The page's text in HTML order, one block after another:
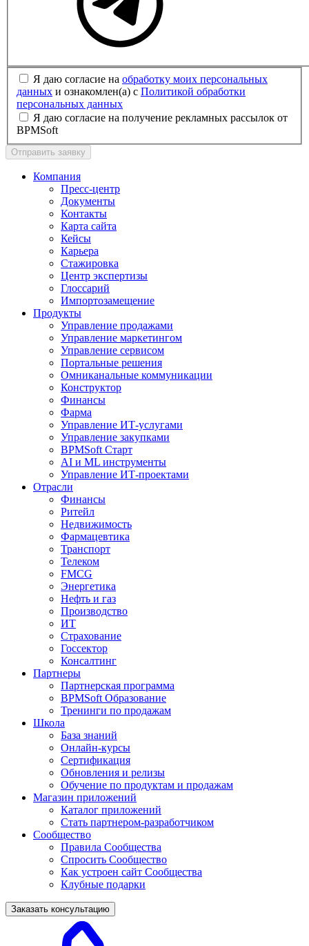
Я даю согласие на обработку моих персональных
данных и ознакомлен(а) с Политикой обработки
персональных данных
Я даю согласие на получение рекламных рассылок от
BPMSoft
Отправить заявку
Компания
Пресс-центр
Документы
Контакты
Карта сайта
Кейсы
Карьера
Стажировка
Центр экспертизы
Глоссарий
Импортозамещение
Продукты
Управление продажами
Управление маркетингом
Управление сервисом
Портальные решения
Омниканальные коммуникации
Конструктор
Финансы
Фарма
Управление ИТ-услугами
Управление закупками
BPMSoft Старт
AI и ML инструменты
Управление ИТ-проектами
Отрасли
Финансы
Ритейл
Недвижимость
Фармацевтика
Транспорт
Телеком
FMCG
Энергетика
Нефть и газ
Производство
ИТ
Страхование
Госсектор
Консалтинг
Партнеры
Партнерская программа
BPMSoft Образование
Тренинги по продажам
Школа
База знаний
Онлайн-курсы
Сертификация
Обновления и релизы
Обучение по продуктам и продажам
Магазин приложений
Каталог приложений
Стать партнером-разработчиком
Сообщество
Правила Сообщества
Спросить Сообщество
Как устроен сайт Сообщества
Клубные подарки
Заказать консультацию